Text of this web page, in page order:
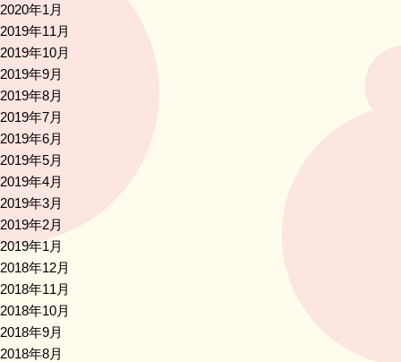
2020年1月
2019年11月
2019年10月
2019年9月
2019年8月
2019年7月
2019年6月
2019年5月
2019年4月
2019年3月
2019年2月
2019年1月
2018年12月
2018年11月
2018年10月
2018年9月
2018年8月